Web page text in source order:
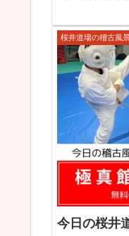
桜井道場の稽古風
今日の桜井